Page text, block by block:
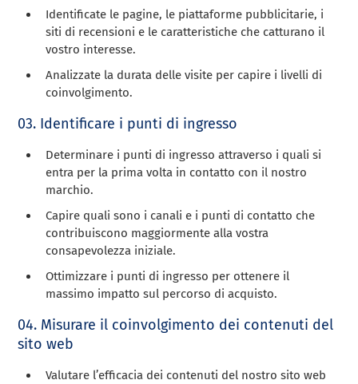
Identificate le pagine, le piattaforme pubblicitarie, i
siti di recensioni e le caratteristiche che catturano il
vostro interesse.
Analizzate la durata delle visite per capire i livelli di
coinvolgimento.
03. Identificare i punti di ingresso
Determinare i punti di ingresso attraverso i quali si
entra per la prima volta in contatto con il nostro
marchio.
Capire quali sono i canali e i punti di contatto che
contribuiscono maggiormente alla vostra
consapevolezza iniziale.
Ottimizzare i punti di ingresso per ottenere il
massimo impatto sul percorso di acquisto.
04. Misurare il coinvolgimento dei contenuti del
sito web
Valutare l’efficacia dei contenuti del nostro sito web